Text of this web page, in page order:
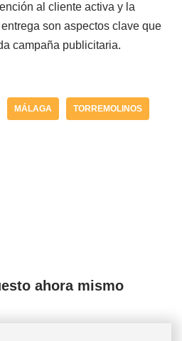
al cliente activa y la
son aspectos clave que
campaña publicitaria.
MÁLAGA TORREMOLINOS
ahora mismo